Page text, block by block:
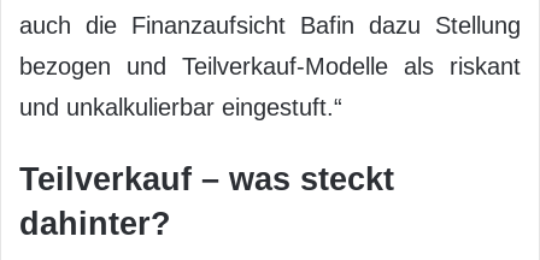
auch die Finanzaufsicht Bafin dazu Stellung
bezogen und Teilverkauf-Modelle als riskant
und unkalkulierbar eingestuft.“
Teilverkauf – was steckt
dahinter?